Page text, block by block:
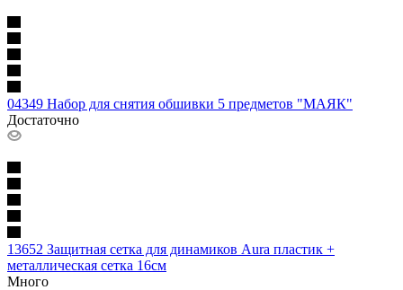
04349 Набор для снятия обшивки 5 предметов "МАЯК"
Достаточно
13652 Защитная сетка для динамиков Aura пластик +
металлическая сетка 16см
Много